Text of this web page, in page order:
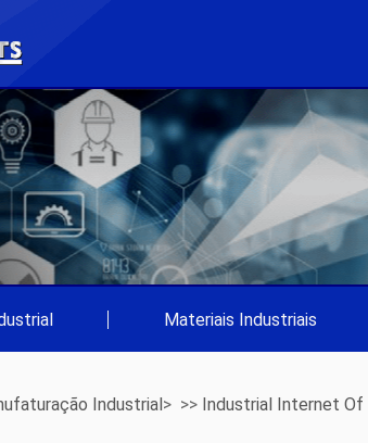
Materiais Industriais
Industrial> >> Industrial Internet Of